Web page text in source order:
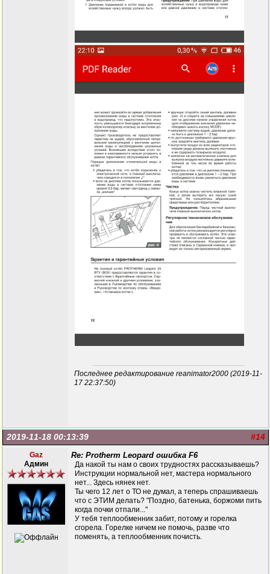
Последнее редактирование reanimator2000 (2019-11-
17 22:37:50)
#14
2019-11-18 00:13:39
Gaz
Админ
Re: Protherm Leopard ошибка F6
Да накой ты нам о своих трудностях рассказываешь?
Инструкции нормальной нет, мастера нормального
нет... Здесь нянек нет.
Ты чего 12 лет о ТО не думал, а теперь спрашиваешь
что с ЭТИМ делать? "Поздно, батенька, боржоми пить
когда почки отпали..."
У тебя теплообменник забит, потому и горелка
сгорела. Горелке ничем не помочь, разве что
поменять, а теплообменник почисть.